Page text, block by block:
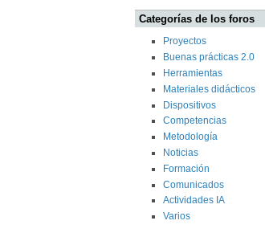
Categorías de los foros
Proyectos
Buenas prácticas 2.0
Herramientas
Materiales didácticos
Dispositivos
Competencias
Metodología
Noticias
Formación
Comunicados
Actividades IA
Varios